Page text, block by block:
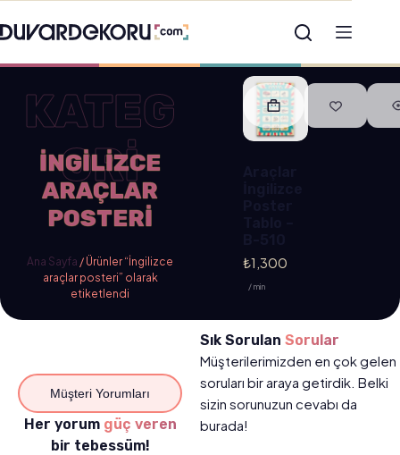
KATEG
ORİ
İNGILIZCE
ARAÇLAR
POSTERI
Ana Sayfa / Ürünler “İngilizce
araçlar posteri” olarak
etiketlendi
₺1,300
/ min
Müşteri Yorumları
Her yorum güç veren
bir tebessüm!
Sık Sorulan Sorular
Müşterilerimizden en çok gelen
soruları bir araya getirdik. Belki
sizin sorunuzun cevabı da
burada!